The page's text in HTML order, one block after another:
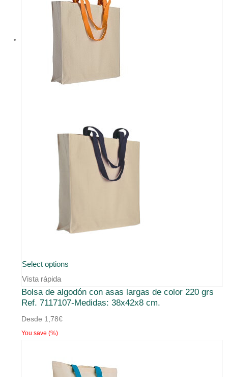
Select options
tiene
múltiples
se
Vista rápida
Bolsa de algodón con asas largas de color 220 grs
Ref. 7117107-Medidas: 38x42x8 cm.
Desde 1,78€
You save (%)